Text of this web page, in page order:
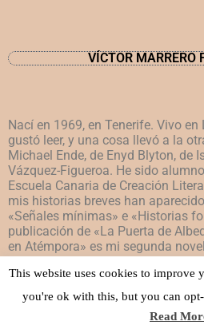
VÍCTOR MARRERO
Nací en 1969, en Tenerife. Vivo
gustó leer, y una cosa llevó a la
Michael Ende, de Enyd Blyton, de
Vázquez-Figueroa. He sido
Escuela Canaria de Creación
mis historias breves han
«Señales mínimas» e «Historias
publicación de «La Puerta de
en Atémpora» es mi segunda
This website uses cookies to improve
you're ok with this, but you can
Read